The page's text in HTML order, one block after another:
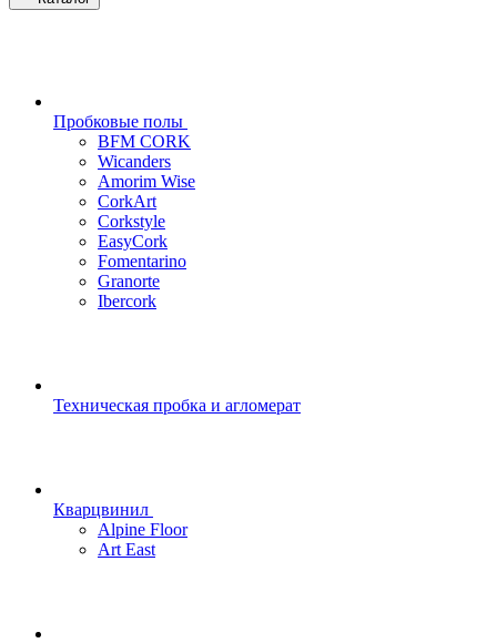
Пробковые полы
BFM CORK
Wicanders
Amorim Wise
CorkArt
Corkstyle
EasyCork
Fomentarino
Granorte
Ibercork
Техническая пробка и агломерат
Кварцвинил
Alpine Floor
Art East